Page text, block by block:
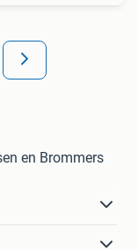
en Brommers